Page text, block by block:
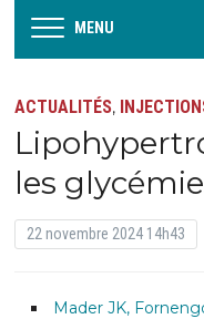
MENU
ACTUALITÉS,
les
22 novembre 2024 14h43
Mader JK,